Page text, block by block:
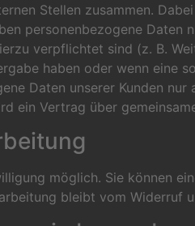
Stellen zusammen.
personenbezogene Daten
verpflichtet sind (z. B.
haben oder wenn eine
Daten unserer Kunden
ein Vertrag über
möglich. Sie können
bleibt vom Widerruf